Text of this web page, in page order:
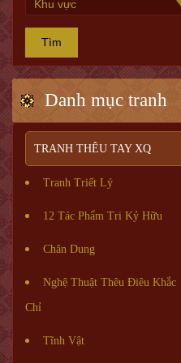
Tìm
Danh mục tranh
TRANH THÊU TAY XQ
Tranh Triết Lý
12 Tác Phẩm Tri Kỷ Hữu
Chân Dung
Nghệ Thuật Thêu Điêu Khắc
Chỉ
Tĩnh Vật